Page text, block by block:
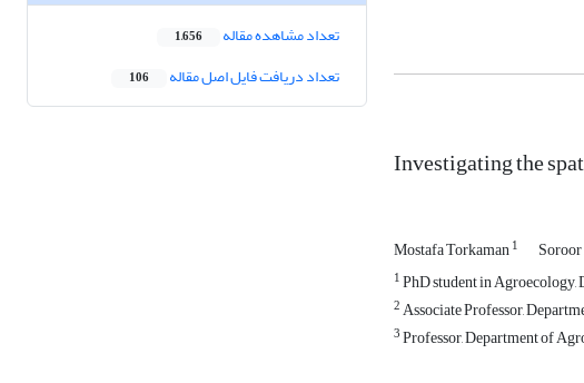
Investigating the
Mostafa Torkaman1
1PhD student in
2Associate Professor,
3Professor, Department of
تعداد مشاهده مقاله 1,656
تعداد دریافت فایل اصل مقاله 106